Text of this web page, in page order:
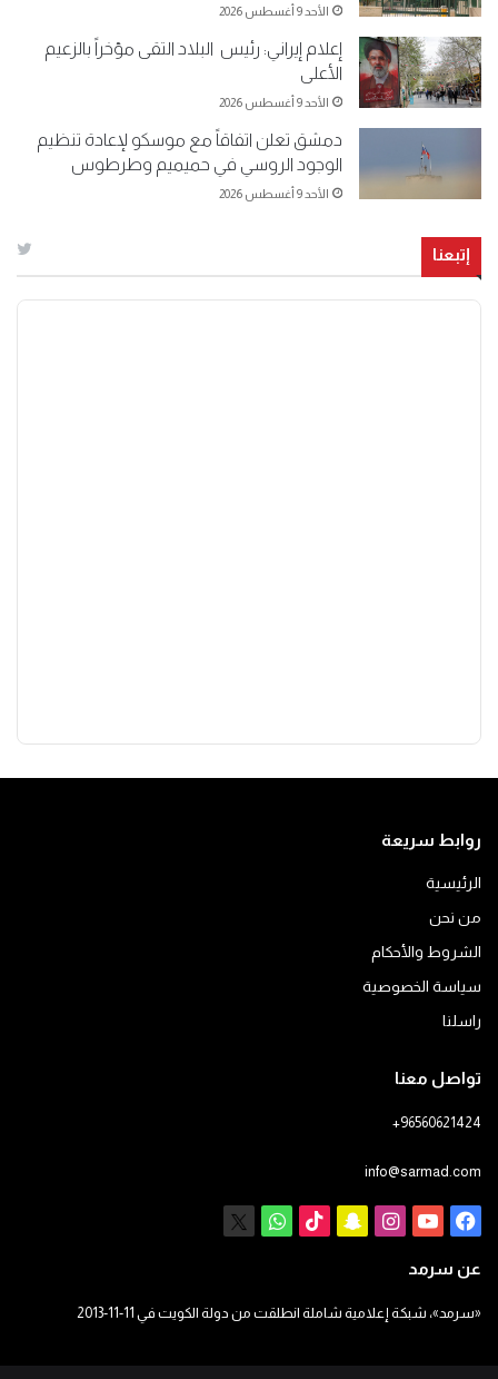
الأحد 9 أغسطس 2026
إعلام إيراني: رئيس البلاد التقى مؤخراً بالزعيم
الأعلى
الأحد 9 أغسطس 2026
دمشق تعلن اتفاقاً مع موسكو لإعادة تنظيم
الوجود الروسي في حميميم وطرطوس
الأحد 9 أغسطس 2026
إتبعنا
روابط سريعة
الرئيسية
من نحن
الشروط والأحكام
سياسة الخصوصية
راسلنا
تواصل معنا
+96560621424
info@sarmad.com
فيسبوكيوتيوبانستقرام
سناب ‫TikTokواتساب
عن سرمد
«سرمد»، شبكة إعلامية شاملة انطلقت من دولة الكويت في 11-11-2013